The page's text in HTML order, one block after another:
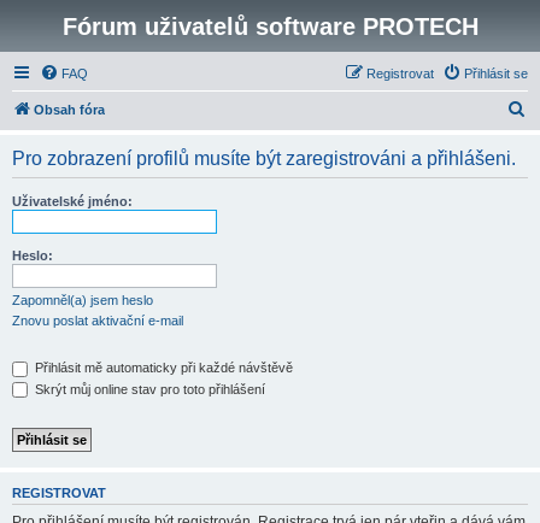
Fórum uživatelů software PROTECH
FAQ Přihlásit se
Registrovat
Obsah fóra
Pro zobrazení profilů musíte být zaregistrováni a přihlášeni.
Uživatelské jméno:
Heslo:
Zapomněl(a) jsem heslo
Znovu poslat aktivační e-mail
Přihlásit mě automaticky při každé návštěvě
Skrýt můj online stav pro toto přihlášení
REGISTROVAT